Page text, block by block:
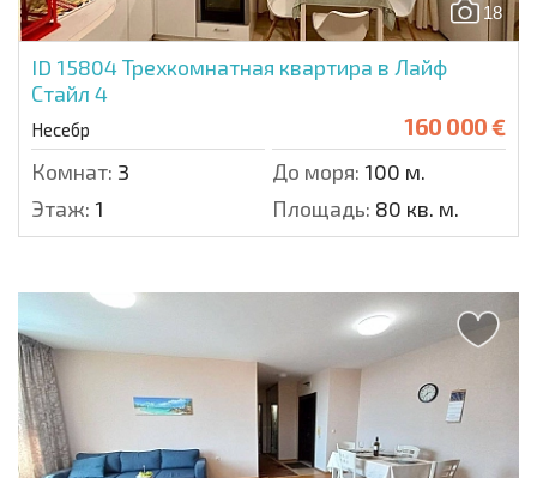
18
ID 15804Трехкомнатная квартира в Лайф
Стайл 4
Несебр 160 000 €
Комнат: 3 До моря: 100 м.
Этаж: 1 Площадь: 80 кв. м.